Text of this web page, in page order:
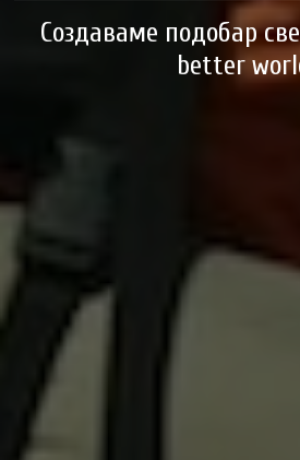
Создаваме подобар
better